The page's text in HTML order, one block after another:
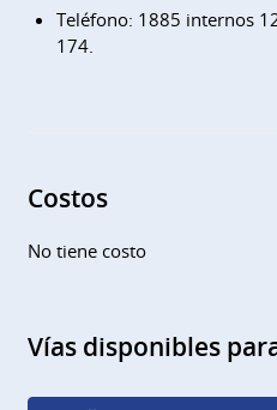
Teléfono: 1885 internos
174.
Costos
No tiene costo
Vías disponibles